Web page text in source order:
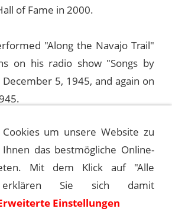
of Fame in 2000.
"Along the Navajo Trail"
on his radio show "Songs by
5, 1945, and again on
recording from February 20,
in the Columbia box set
Voice On Air (1935-1955)".
Sinatra - The Main Event
um unsere Website zu
das bestmögliche Online-
Mit dem Klick auf "Alle
erklären Sie sich damit
Einstellungen